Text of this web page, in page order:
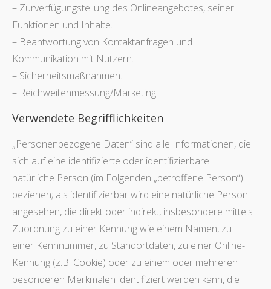
– Zurverfügungstellung des Onlineangebotes, seiner
Funktionen und Inhalte.
– Beantwortung von Kontaktanfragen und
Kommunikation mit Nutzern.
– Sicherheitsmaßnahmen.
– Reichweitenmessung/Marketing
Verwendete Begrifflichkeiten
„Personenbezogene Daten“ sind alle Informationen, die
sich auf eine identifizierte oder identifizierbare
natürliche Person (im Folgenden „betroffene Person“)
beziehen; als identifizierbar wird eine natürliche Person
angesehen, die direkt oder indirekt, insbesondere mittels
Zuordnung zu einer Kennung wie einem Namen, zu
einer Kennnummer, zu Standortdaten, zu einer Online-
Kennung (z.B. Cookie) oder zu einem oder mehreren
besonderen Merkmalen identifiziert werden kann, die